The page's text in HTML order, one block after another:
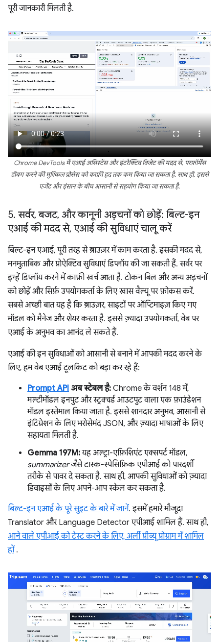
पूरी जानकारी मिलती है.
Chrome DevTools में एआई असिस्टेंस और इंटरैक्टिव विजेट की मदद से, परफ़ॉर्मेंस
डीबग करने की मुश्किल प्रोसेस को काफ़ी हद तक कम किया जा सकता है. साथ ही, इससे
एजेंट और इंसान के बीच आसानी से सहयोग किया जा सकता है.
5. सर्वर, बजट, और कानूनी अड़चनों को छोड़ें: बिल्ट-इन
एआई की मदद से, एआई की सुविधाएं चालू करें
बिल्ट-इन एआई, पूरी तरह से ब्राउज़र में काम करता है. इसकी मदद से,
मनमुताबिक और प्रोऐक्टिव सुविधाएं डिप्लॉय की जा सकती हैं. सर्वर पर
इन्हें डिप्लॉय करने में काफ़ी खर्च आता है. टोकन बिल और अन्य अड़चनों
को छोड़ें और सिर्फ़ उपयोगकर्ता के लिए खास वैल्यू पर फ़ोकस करें.
सबसे अच्छी बात यह है कि ब्राउज़र, साइटों पर ऑप्टिमाइज़ किए गए
मॉडल को मैनेज और शेयर करता है. इससे ज़्यादा उपयोगकर्ता, वेब पर
एआई के अनुभव का आनंद ले सकते हैं.
एआई की इन सुविधाओं को आसानी से बनाने में आपकी मदद करने के
लिए, हम वेब एआई टूलकिट को बड़ा कर रहे हैं:
Prompt API अब स्टेबल है: Chrome के वर्शन 148 में,
मल्टीमॉडल इनपुट और स्ट्रक्चर्ड आउटपुट वाला एक फ़ाउंडेशन
मॉडल इस्तेमाल किया जाता है. इससे शानदार अनुभव, आसानी से
इंटिग्रेशन के लिए भरोसेमंद JSON, और ज़्यादा भाषाओं के लिए
सहायता मिलती है.
Gemma 197M:यह अल्ट्रा-एफ़िशिएंट एक्सपर्ट मॉडल,
summarizerजैसे टास्क-स्पेसिफ़िक एपीआई को पारदर्शी
तरीके से पावर दे सकता है. साथ ही, आपकी सुविधाओं को ज़्यादा
डिवाइसों के लिए अपने-आप स्केल कर सकता है.
बिल्ट-इन एआई के पूरे सुइट के बारे में जानें. इसमें हमारे मौजूदा
Translator और Language Detector एपीआई शामिल हैं. साथ ही,
आने वाले एपीआई को टेस्ट करने के लिए, अर्ली प्रीव्यू प्रोग्राम में शामिल
हों.